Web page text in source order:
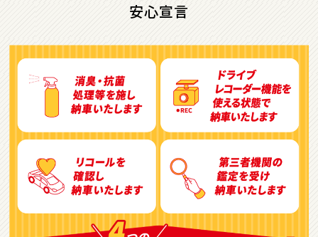
2
アルファード
位
トヨタ
ヴォクシー
ＳＵＶ・クロカン
安心宣言